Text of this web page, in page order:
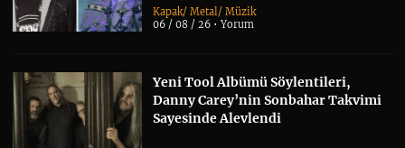
Kapak/Metal/Müzik
06 / 08 / 26 •Yorum
Yeni Tool Albümü Söylentileri,
Danny Carey’nin Sonbahar Takvimi
Sayesinde Alevlendi